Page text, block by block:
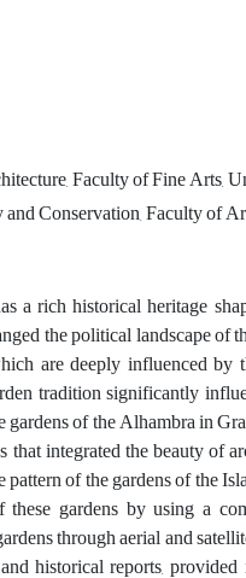
Faculty of Fine Arts,
Conservation, Faculty of
a rich historical heritage
the political landscape of
are deeply influenced
tradition significantly
of the Alhambra in
integrated the beauty of
of the gardens of the
gardens by using a
through aerial and
historical reports,